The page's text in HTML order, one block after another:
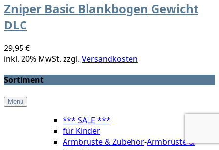
Zniper Basic Blankbogen Gewicht
DLC
29,95 €
inkl. 20% MwSt. zzgl. Versandkosten
Sortiment
Menü
*** SALE ***
für Kinder
Armbrüste & Zubehör-Armbrüste &